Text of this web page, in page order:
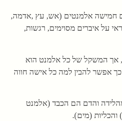
חמישה אלמנטים (אש, עץ ,אדמה,
על איברים מסוימים, רגשות,
אך המשקל של כל אלמנט הוא
אפשר להבין למה כל אישה חווה
והדם הם הכבד (אלמנט
(מים).